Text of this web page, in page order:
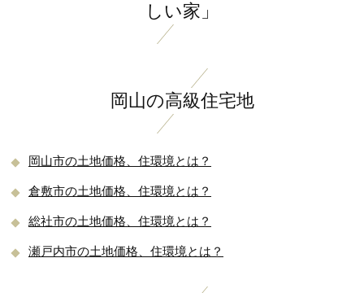
しい家」
岡山の高級住宅地
岡山市の土地価格、住環境とは？
倉敷市の土地価格、住環境とは？
総社市の土地価格、住環境とは？
瀬戸内市の土地価格、住環境とは？